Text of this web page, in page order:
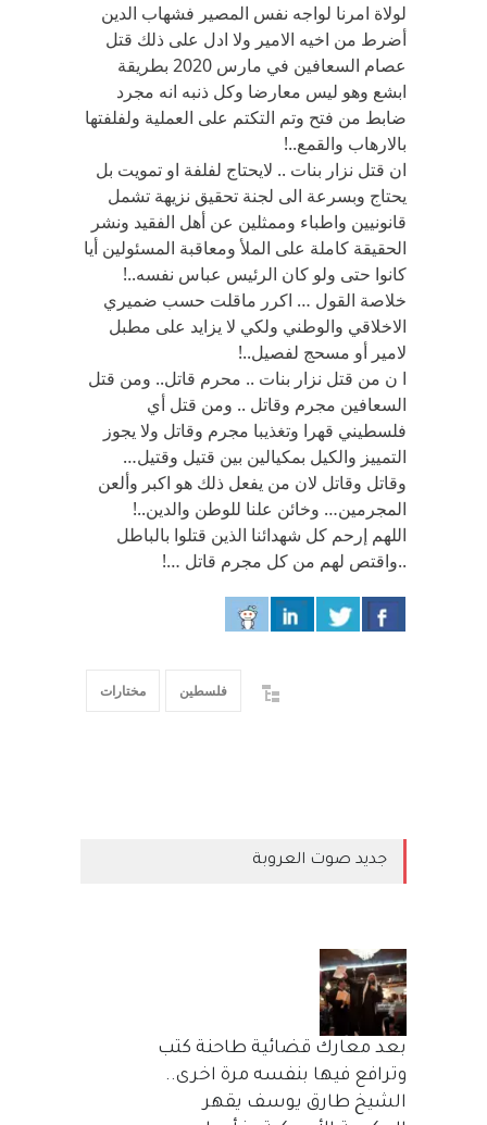
لولاة امرنا لواجه نفس المصير فشهاب الدين
أضرط من اخيه الامير ولا ادل على ذلك قتل
عصام السعافين في مارس 2020 بطريقة
ابشع وهو ليس معارضا وكل ذنبه انه مجرد
ضابط من فتح وتم التكتم على العملية ولفلفتها
بالارهاب والقمع..!
ان قتل نزار بنات .. لايحتاج لفلفة او تمويت بل
يحتاج وبسرعة الى لجنة تحقيق نزيهة تشمل
قانونيين واطباء وممثلين عن أهل الفقيد ونشر
الحقيقة كاملة على الملأ ومعاقبة المسئولين أيا
كانوا حتى ولو كان الرئيس عباس نفسه..!
خلاصة القول … اكرر ماقلت حسب ضميري
الاخلاقي والوطني ولكي لا يزايد على مطبل
لامير أو مسحج لفصيل..!
ا ن من قتل نزار بنات .. محرم قاتل.. ومن قتل
السعافين مجرم وقاتل .. ومن قتل أي
فلسطيني قهرا وتغذيبا مجرم وقاتل ولا يجوز
التمييز والكيل بمكيالين بين قتيل وقتيل…
وقاتل وقاتل لان من يفعل ذلك هو اكبر وألعن
المجرمين… وخائن علنا للوطن والدين..!
اللهم إرحم كل شهدائنا الذين قتلوا بالباطل
..واقتص لهم من كل مجرم قاتل …!
فلسطين مختارات
جديد صوت العروبة
بعد معارك قضائية طاحنة كتب
وترافع فيها بنفسه مرة اخرى..
الشيخ طارق يوسف يقهر